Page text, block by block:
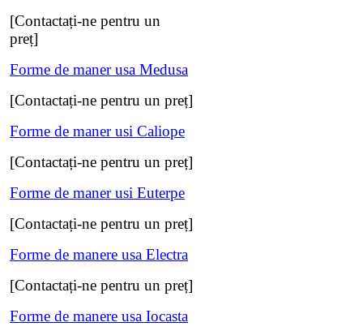
[Contactați-ne pentru un
preț]
Forme de maner usa Medusa
[Contactați-ne pentru un preț]
Forme de maner usi Caliope
[Contactați-ne pentru un preț]
Forme de maner usi Euterpe
[Contactați-ne pentru un preț]
Forme de manere usa Electra
[Contactați-ne pentru un preț]
Forme de manere usa Iocasta